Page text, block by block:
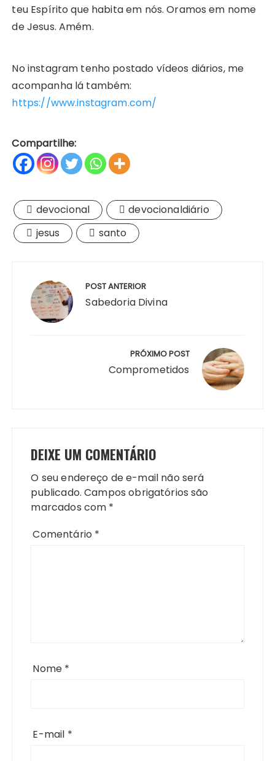
teu Espírito que habita em nós. Oramos em nome
de Jesus. Amém.
No instagram tenho postado vídeos diários, me
acompanha lá também:
https://www.instagram.com/
Compartilhe:
devocional
devocionaldiário
jesus
santo
Post
POST ANTERIOR
Sabedoria Divina
PRÓXIMO POST
Comprometidos
DEIXE UM COMENTÁRIO
O seu endereço de e-mail não será
publicado. Campos obrigatórios são
marcados com *
Comentário *
Nome *
E-mail *